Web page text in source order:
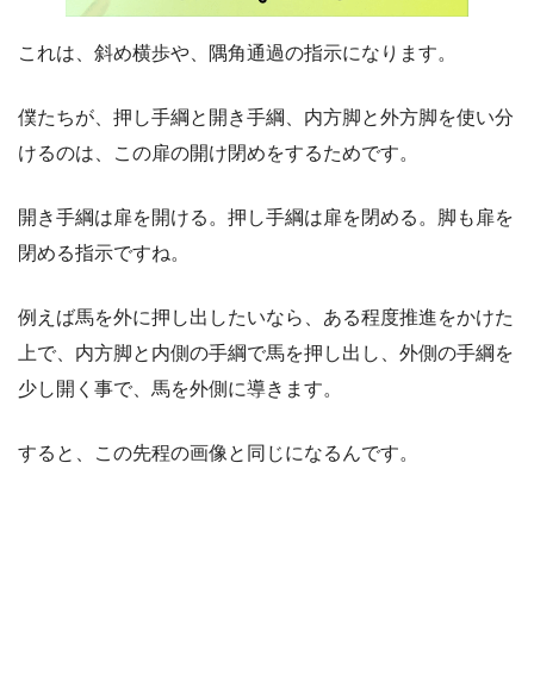
これは、斜め横歩や、隅角通過の指示になります。
僕たちが、押し手綱と開き手綱、内方脚と外方脚を使い分
けるのは、この扉の開け閉めをするためです。
開き手綱は扉を開ける。押し手綱は扉を閉める。脚も扉を
閉める指示ですね。
例えば馬を外に押し出したいなら、ある程度推進をかけた
上で、内方脚と内側の手綱で馬を押し出し、外側の手綱を
少し開く事で、馬を外側に導きます。
すると、この先程の画像と同じになるんです。